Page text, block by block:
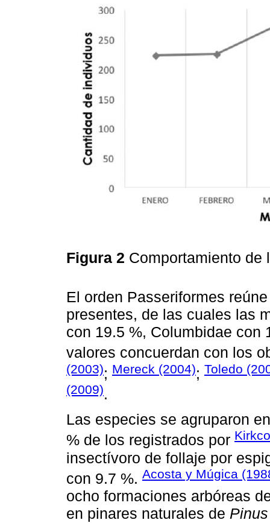
Figura 2 Comportamiento
El orden Passeriformes
presentes, de las cuales las
con 19.5 %, Columbidae con
valores concuerdan con los
(2003); Mereck (2004); Toledo
(2009).
Las especies se agruparon
% de los registrados por
insectívoro de follaje por
con 9.7 %. Acosta y Múgica
ocho formaciones arbóreas
en pinares naturales de